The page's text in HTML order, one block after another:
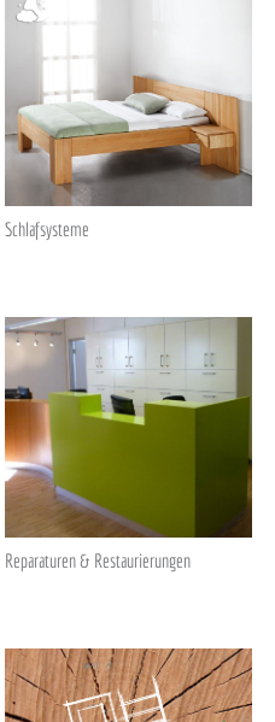
Schlafsysteme
Reparaturen & Restaurierungen